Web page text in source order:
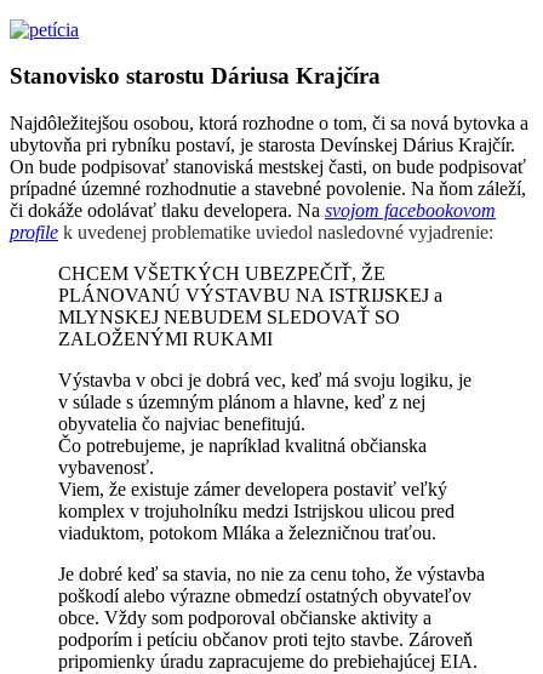
Stanovisko starostu Dáriusa Krajčíra
Najdôležitejšou osobou, ktorá rozhodne o tom, či sa nová bytovka a
ubytovňa pri rybníku postaví, je starosta Devínskej Dárius Krajčír.
On bude podpisovať stanoviská mestskej časti, on bude podpisovať
prípadné územné rozhodnutie a stavebné povolenie. Na ňom záleží,
či dokáže odolávať tlaku developera. Na svojom facebookovom
profile k uvedenej problematike uviedol nasledovné vyjadrenie:
CHCEM VŠETKÝCH UBEZPEČIŤ, ŽE
PLÁNOVANÚ VÝSTAVBU NA ISTRIJSKEJ a
MLYNSKEJ NEBUDEM SLEDOVAŤ SO
ZALOŽENÝMI RUKAMI
Výstavba v obci je dobrá vec, keď má svoju logiku, je
v súlade s územným plánom a hlavne, keď z nej
obyvatelia čo najviac benefitujú.
Čo potrebujeme, je napríklad kvalitná občianska
vybavenosť.
Viem, že existuje zámer developera postaviť veľký
komplex v trojuholníku medzi Istrijskou ulicou pred
viaduktom, potokom Mláka a železničnou traťou.
Je dobré keď sa stavia, no nie za cenu toho, že výstavba
poškodí alebo výrazne obmedzí ostatných obyvateľov
obce. Vždy som podporoval občianske aktivity a
podporím i petíciu občanov proti tejto stavbe. Zároveň
pripomienky úradu zapracujeme do prebiehajúcej EIA.